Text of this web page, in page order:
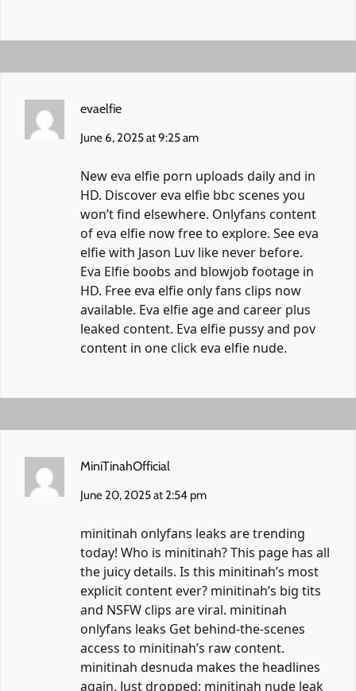
evaelfie
June 6, 2025 at 9:25 am
New eva elfie porn uploads daily and in
HD. Discover eva elfie bbc scenes you
won’t find elsewhere. Onlyfans content
of eva elfie now free to explore. See eva
elfie with Jason Luv like never before.
Eva Elfie boobs and blowjob footage in
HD. Free eva elfie only fans clips now
available. Eva elfie age and career plus
leaked content. Eva elfie pussy and pov
content in one clickeva elfie nude.
MiniTinahOfficial
June 20, 2025 at 2:54 pm
minitinah onlyfans leaks are trending
today! Who is minitinah? This page has all
the juicy details. Is this minitinah’s most
explicit content ever? minitinah’s big tits
and NSFW clips are viral. minitinah
onlyfans leaks Get behind-the-scenes
access to minitinah’s raw content.
minitinah desnuda makes the headlines
again. Just dropped: minitinah nude leak